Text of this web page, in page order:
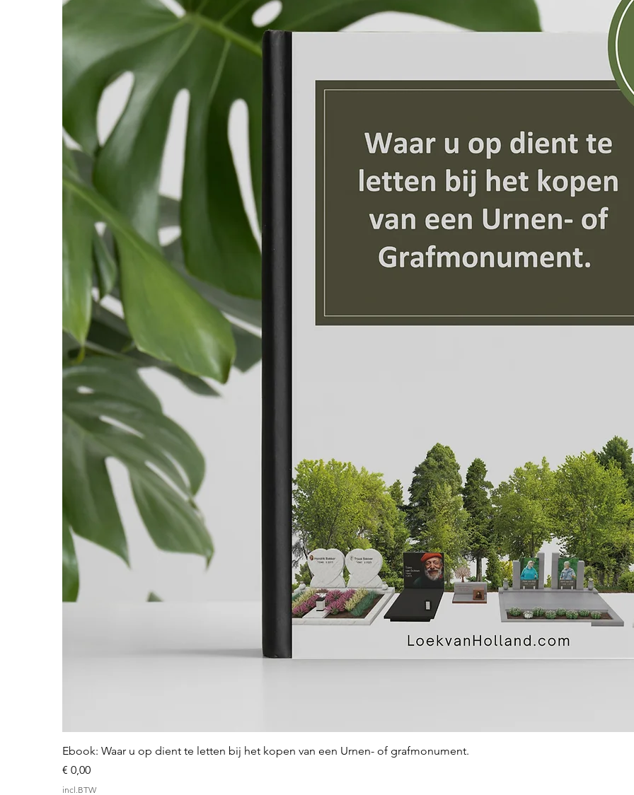
Snel overzicht
Ebook: Waar u op dient te letten bij het kopen van een Urnen- of grafmonument.
Prijs
€ 0,00
incl.BTW